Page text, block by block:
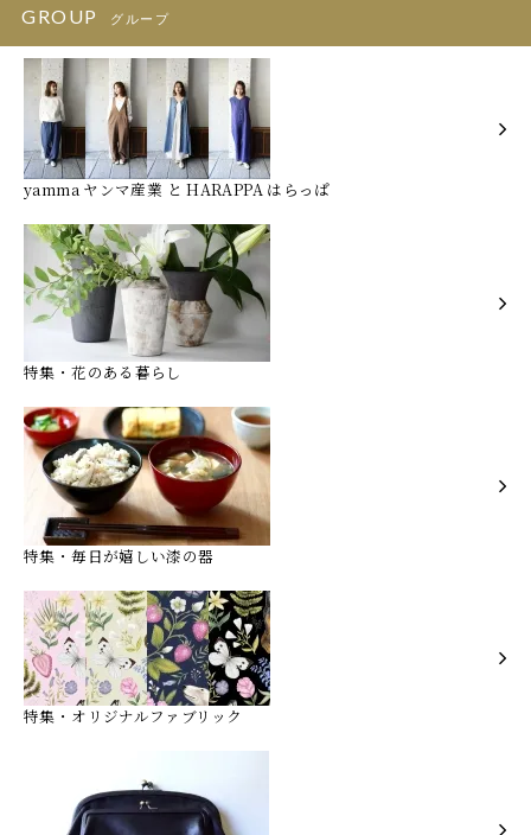
GROUP グループ
yamma ヤンマ産業 と HARAPPA はらっぱ
特集・花のある暮らし
特集・毎日が嬉しい漆の器
特集・オリジナルファブリック